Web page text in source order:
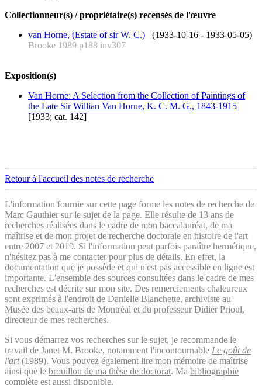
Collectionneur(s) / propriétaire(s) recensés de l'œuvre
van Horne, (Estate of sir W. C.) (1933-10-16 - 1933-05-05)
Brooke 1989 p188 inv307
Exposition(s)
Van Horne: A Selection from the Collection of Paintings of
the Late Sir Willian Van Horne, K. C. M. G., 1843-1915
[1933; cat. 142]
Retour à l'accueil des notes de recherche
L'information fournie sur cette page forme les notes de recherche de
Marc Gauthier sur le sujet de la page. Elle résulte de 13 ans de
recherches réalisées dans le cadre de mon baccalauréat, de ma
maîtrise et de mon projet de recherche doctorale en histoire de l'art
entre 2007 et 2019. Si l'information peut parfois paraître hermétique,
n'hésitez pas à me contacter pour plus de détails. En effet, la
documentation que je possède et qui n'est pas accessible en ligne est
importante. L'ensemble des sources consultées dans le cadre de mes
recherches est décrite sur mon site. Des remerciements chaleureux
sont exprimés à l'endroit de Danielle Blanchette, archiviste au
Musée des beaux-arts de Montréal et du professeur Didier Prioul,
directeur de mes recherches.
Si vous démarrez vos recherches sur le sujet, je recommande le
travail de Janet M. Brooke, notamment l'incontournable Le goût de
l'art(1989). Vous pouvez également lire mon mémoire de maîtrise
ainsi que le brouillon de ma thèse de doctorat. Ma bibliographie
complète est aussi disponible.